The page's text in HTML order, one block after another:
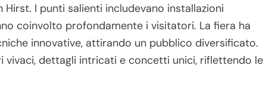
Hirst. I punti salienti includevano installazioni
coinvolto profondamente i visitatori. La fiera ha
innovative, attirando un pubblico diversificato.
vivaci, dettagli intricati e concetti unici, riflettendo le